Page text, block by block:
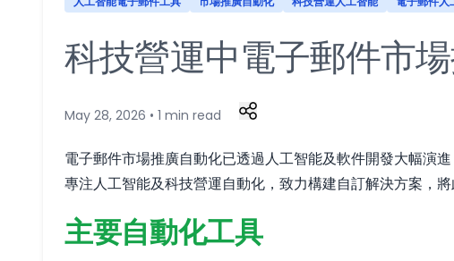
科技營運中電子郵件市
May 28, 2026 • 1 min read
電子郵件市場推廣自動化已透過人工智能及軟件開發大幅演
專注人工智能及科技營運自動化，致力構建自訂解決方案，
主要自動化工具